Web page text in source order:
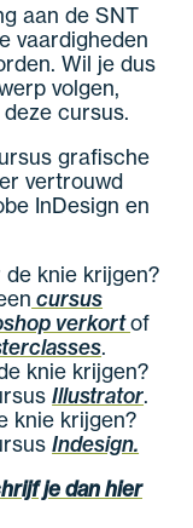
aan de SNT
vaardigheden
Wil je dus
volgen,
cursus.
grafische
vertrouwd
InDesign en
knie krijgen?
cursus
verkortof
.
knie krijgen?
Illustrator.
knie krijgen?
Indesign.
je dan hier